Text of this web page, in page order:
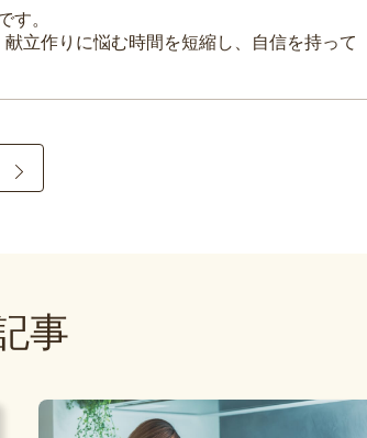
す。
立作りに悩む時間を短縮し、自信を持って
事